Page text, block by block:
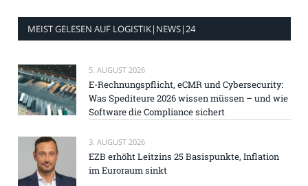
MEIST GELESEN AUF LOGISTIK|NEWS|24
5. AUGUST 2026
E-Rechnungspflicht, eCMR und Cybersecurity:
Was Spediteure 2026 wissen müssen – und wie
Software die Compliance sichert
3. AUGUST 2026
EZB erhöht Leitzins 25 Basispunkte, Inflation
im Euroraum sinkt